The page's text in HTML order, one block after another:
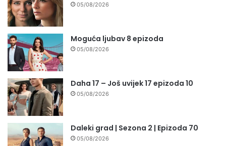
05/08/2026
Moguća ljubav 8 epizoda
05/08/2026
Daha 17 – Još uvijek 17 epizoda 10
05/08/2026
Daleki grad | Sezona 2 | Epizoda 70
05/08/2026